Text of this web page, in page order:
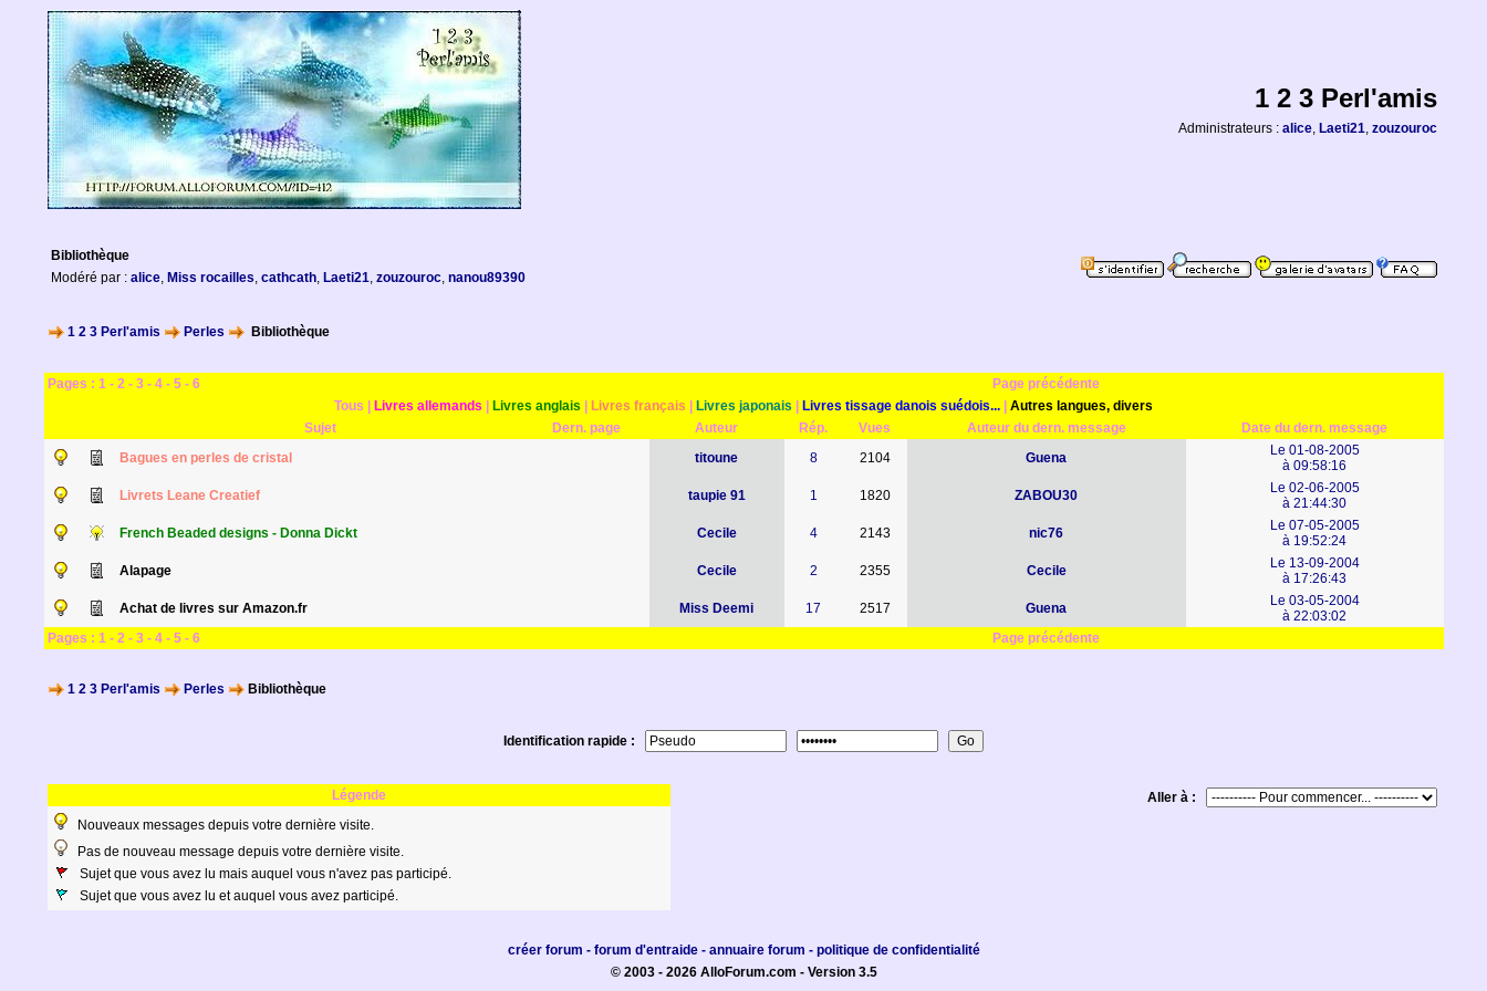
1 2 3 Perl'amis
Administrateurs : alice, Laeti21, zouzouroc
Bibliothèque
Modéré par : alice, Miss rocailles, cathcath, Laeti21, zouzouroc, nanou89390
1 2 3 Perl'amis Perles Bibliothèque
Pages : 1- 2- 3- 4- 5- 6
Page précédente
Tous
Livres allemands Livres anglais Livres français Livres japonais Livres tissage danois suédois...
Autres langues, divers
Sujet
Dern. page Auteur Rép. Vues Auteur du dern. message
Date du dern. message
Bagues en perles de cristal
titoune 8 2104 Guena
Le 01-08-2005
à 09:58:16
Livrets Leane Creatief
taupie 91 1 1820 ZABOU30
Le 02-06-2005
à 21:44:30
French Beaded designs - Donna Dickt
Cecile 4 2143 nic76
Le 07-05-2005
à 19:52:24
Alapage
Cecile 2 2355 Cecile
Le 13-09-2004
à 17:26:43
Achat de livres sur Amazon.fr
Miss Deemi 17 2517 Guena
Le 03-05-2004
à 22:03:02
Pages : 1- 2- 3- 4- 5- 6 Page précédente
1 2 3 Perl'amis Perles Bibliothèque
Identification rapide :
Légende
Nouveaux messages depuis votre dernière visite.
Pas de nouveau message depuis votre dernière visite.
Sujet que vous avez lu mais auquel vous n'avez pas participé.
Sujet que vous avez lu et auquel vous avez participé.
Aller à :
créer forum - forum d'entraide- annuaire forum - politique de confidentialité
© 2003 - 2026 AlloForum.com - Version 3.5